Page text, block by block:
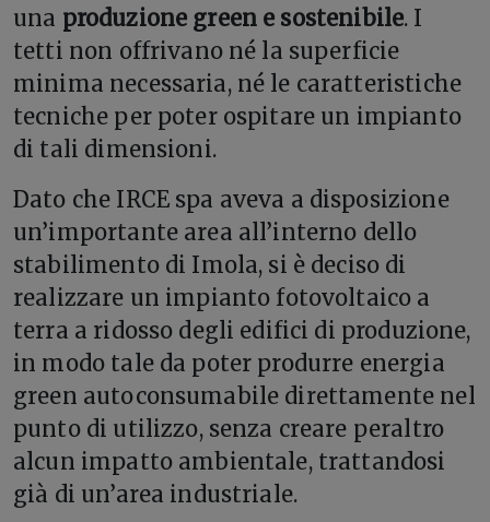
una produzione green e sostenibile. I
tetti non offrivano né la superficie
minima necessaria, né le caratteristiche
tecniche per poter ospitare un impianto
di tali dimensioni.
Dato che IRCE spa aveva a disposizione
un’importante area all’interno dello
stabilimento di Imola, si è deciso di
realizzare un impianto fotovoltaico a
terra a ridosso degli edifici di produzione,
in modo tale da poter produrre energia
green autoconsumabile direttamente nel
punto di utilizzo, senza creare peraltro
alcun impatto ambientale, trattandosi
già di un’area industriale.